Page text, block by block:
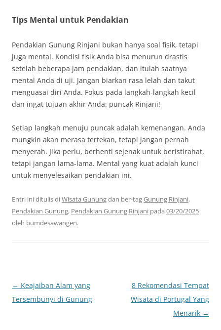
Tips Mental untuk Pendakian
Pendakian Gunung Rinjani bukan hanya soal fisik, tetapi
juga mental. Kondisi fisik Anda bisa menurun drastis
setelah beberapa jam pendakian, dan itulah saatnya
mental Anda di uji. Jangan biarkan rasa lelah dan takut
menguasai diri Anda. Fokus pada langkah-langkah kecil
dan ingat tujuan akhir Anda: puncak Rinjani!
Setiap langkah menuju puncak adalah kemenangan. Anda
mungkin akan merasa tertekan, tetapi jangan pernah
menyerah. Jika perlu, berhenti sejenak untuk beristirahat,
tetapi jangan lama-lama. Mental yang kuat adalah kunci
untuk menyelesaikan pendakian ini.
Entri ini ditulis diWisata Gunungdan ber-tagGunung Rinjani,
Pendakian Gunung, Pendakian Gunung Rinjani pada 03/20/2025
oleh bumdesawangen.
Navigasi
Tulisan
← Keajaiban Alam yang
Tersembunyi di Gunung
8 Rekomendasi Tempat
Wisata di Portugal Yang
Menarik →